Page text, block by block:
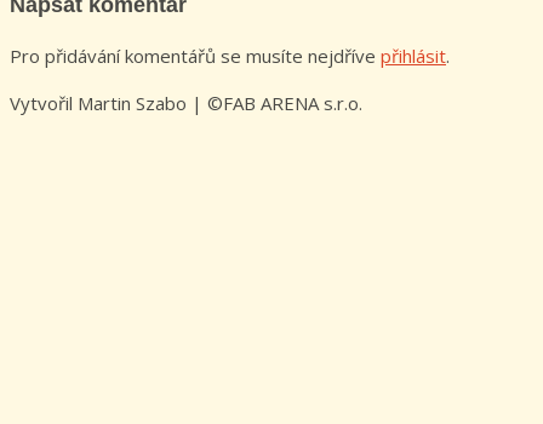
Pro přidávání komentářů se musíte nejdříve přihlásit.
Vytvořil Martin Szabo | ©FAB ARENA s.r.o.